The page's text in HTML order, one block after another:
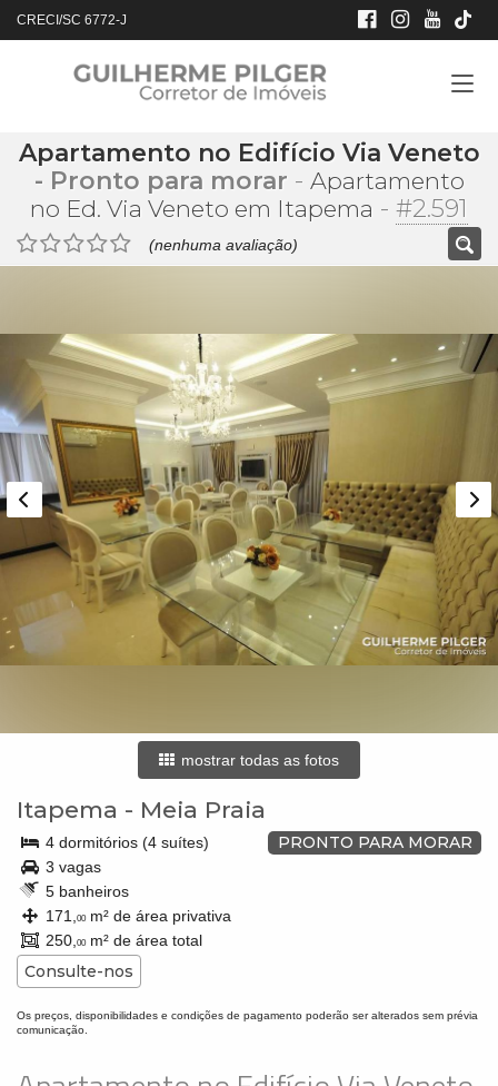
CRECI/SC 6772-J
Apartamento no Edifício Via Veneto
- Pronto para morar - Apartamento
no Ed. Via Veneto em Itapema - #2.591
(nenhuma avaliação)
mostrar todas as fotos
Itapema - Meia Praia
PRONTO PARA MORAR
4 dormitórios (4 suítes)
3 vagas
5 banheiros
171,
00m² de área privativa
250, 00m² de área total
Consulte-nos
Os preços, disponibilidades e condições de pagamento poderão ser alterados sem prévia
comunicação.